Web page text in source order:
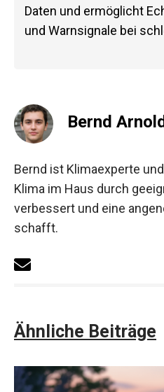
Daten und ermöglicht
und Warnsignale bei
Bernd
Bernd ist Klimaexperte
Klima im Haus durch
verbessert und eine
schafft.
Ähnliche Beiträge